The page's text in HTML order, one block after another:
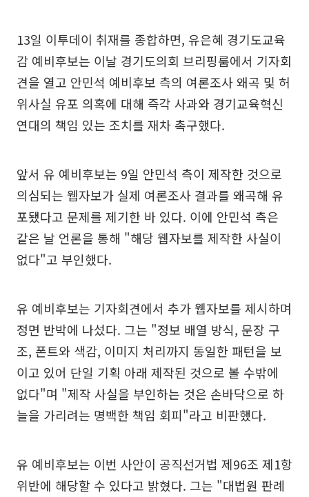
13일 이투데이 취재를 종합하면, 유은혜 경기도교육
감 예비후보는 이날 경기도의회 브리핑룸에서 기자회
견을 열고 안민석 예비후보 측의 여론조사 왜곡 및 허
위사실 유포 의혹에 대해 즉각 사과와 경기교육혁신
연대의 책임 있는 조치를 재차 촉구했다.
앞서 유 예비후보는 9일 안민석 측이 제작한 것으로
의심되는 웹자보가 실제 여론조사 결과를 왜곡해 유
포됐다고 문제를 제기한 바 있다. 이에 안민석 측은
같은 날 언론을 통해 "해당 웹자보를 제작한 사실이
없다"고 부인했다.
유 예비후보는 기자회견에서 추가 웹자보를 제시하며
정면 반박에 나섰다. 그는 "정보 배열 방식, 문장 구
조, 폰트와 색감, 이미지 처리까지 동일한 패턴을 보
이고 있어 단일 기획 아래 제작된 것으로 볼 수밖에
없다"며 "제작 사실을 부인하는 것은 손바닥으로 하
늘을 가리려는 명백한 책임 회피"라고 비판했다.
유 예비후보는 이번 사안이 공직선거법 제96조 제1항
위반에 해당할 수 있다고 밝혔다. 그는 "대법원 판례